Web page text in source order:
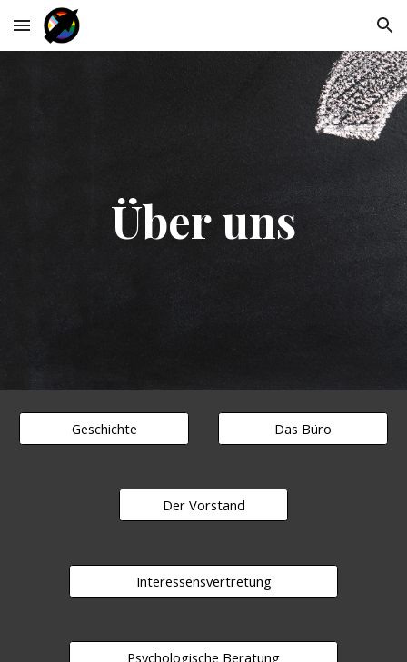
Skip to main content Skip to navigation
Über uns
Geschichte Das Büro
Der Vorstand
Interessensvertretung
Psychologische Beratung